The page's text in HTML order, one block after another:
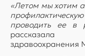
«Летом мы хотим
проводить ее в
рассказала
здравоохранения